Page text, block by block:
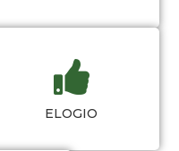
ELOGIO